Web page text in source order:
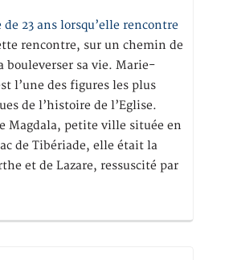
de 23 ans lorsqu’elle rencontre
rencontre, sur un chemin de
bouleverser sa vie. Marie-
l’une des figures les plus
de l’histoire de l’Eglise.
Magdala, petite ville située en
de Tibériade, elle était la
et de Lazare, ressuscité par